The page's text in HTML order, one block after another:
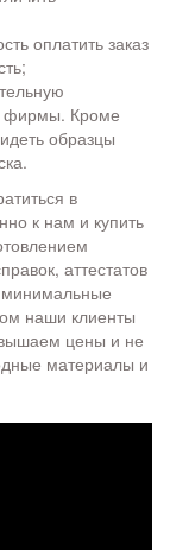
оплатить заказ
фирмы. Кроме
образцы
в
к нам и купить
аттестатов
минимальные
наши клиенты
цены и не
материалы и